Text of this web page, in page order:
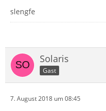
slengfe
Solaris
Gast
7. August 2018 um 08:45